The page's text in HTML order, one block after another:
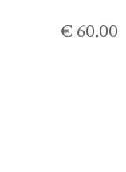
€ 60.00